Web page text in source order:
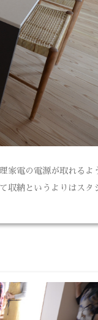
家電の電源が取れるよ
収納というよりはスタ